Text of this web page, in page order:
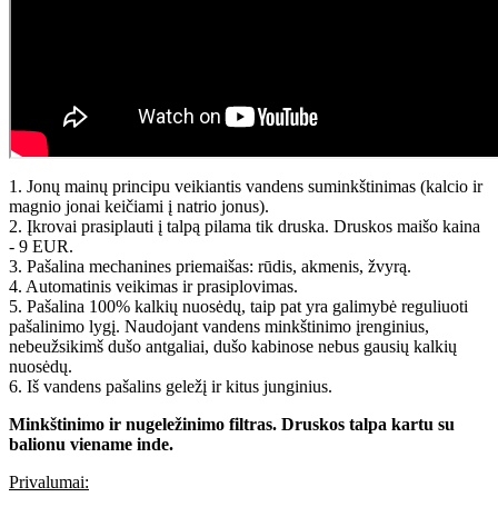
1. Jonų mainų principu veikiantis vandens suminkštinimas (kalcio ir
magnio jonai keičiami į natrio jonus).
2. Įkrovai prasiplauti į talpą pilama tik druska. Druskos maišo kaina
- 9 EUR.
3. Pašalina mechanines priemaišas: rūdis, akmenis, žvyrą.
4. Automatinis veikimas ir prasiplovimas.
5. Pašalina 100% kalkių nuosėdų, taip pat yra galimybė reguliuoti
pašalinimo lygį. Naudojant vandens minkštinimo įrenginius,
nebeužsikimš dušo antgaliai, dušo kabinose nebus gausių kalkių
nuosėdų.
6. Iš vandens pašalins geležį ir kitus junginius.
Minkštinimo ir nugeležinimo filtras. Druskos talpa kartu su
balionu viename inde.
Privalumai: